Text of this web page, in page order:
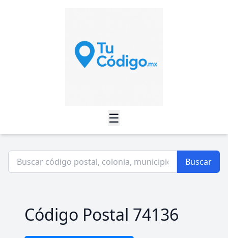
☰
Buscar
Código Postal 74136